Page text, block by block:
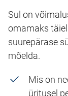
Sul on
omamaks
suurepärase
mõelda.
Mis on
üritusel